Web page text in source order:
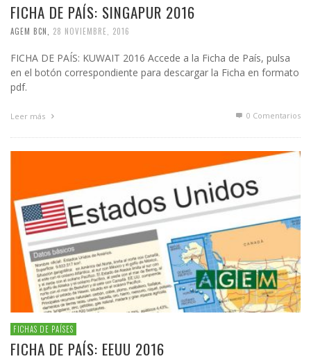
FICHA DE PAÍS: SINGAPUR 2016
AGEM BCN 28 NOVIEMBRE, 2016
FICHA DE PAÍS: KUWAIT 2016 Accede a la Ficha de País, pulsa
en el botón correspondiente para descargar la Ficha en formato
pdf.
Leer más 0 Comentarios
FICHAS DE PAÍSES
FICHA DE PAÍS: EEUU 2016